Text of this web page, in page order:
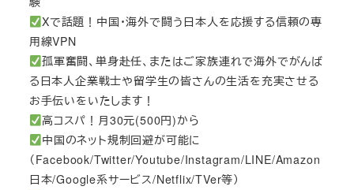
Xで話題！中国・海外で闘う日本人を応援する信頼の専
用線VPN
孤軍奮闘、単身赴任、またはご家族連れで海外でがんば
る日本人企業戦士や留学生の皆さんの生活を充実させる
お手伝いをいたします！
高コスパ！月30元(500円)から
中国のネット規制回避が可能に
（Facebook/Twitter/Youtube/Instagram/LINE/Amazon
日本/Google系サービス/Netflix/TVer等）